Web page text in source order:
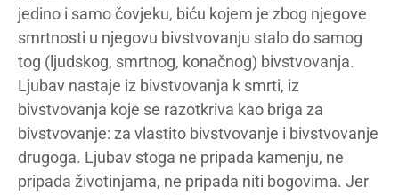
jedino i samo čovjeku, biću kojem je zbog njegove
smrtnosti u njegovu bivstvovanju stalo do samog
tog (ljudskog, smrtnog, konačnog) bivstvovanja.
Ljubav nastaje iz bivstvovanja k smrti, iz
bivstvovanja koje se razotkriva kao briga za
bivstvovanje: za vlastito bivstvovanje i bivstvovanje
drugoga. Ljubav stoga ne pripada kamenju, ne
pripada životinjama, ne pripada niti bogovima. Jer